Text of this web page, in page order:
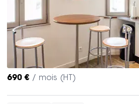
690 € / mois (HT)